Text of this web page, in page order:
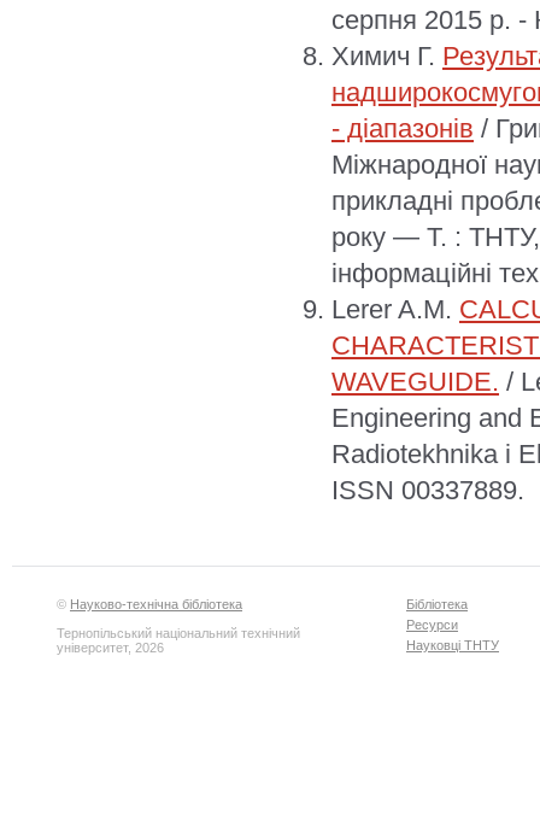
серпня 2015 р. -
Химич Г.
- діапазонів /
Міжнародної
прикладні
року — Т. :
інформаційні
Lerer A.M.
WAVEGUIDE. /
Engineering and
Radiotekhnika i
ISSN 00337889.
© Науково-технічна бібліотека
Тернопільський національний технічний
університет, 2026
Бібліотека
Ресурси
Науковці ТНТУ